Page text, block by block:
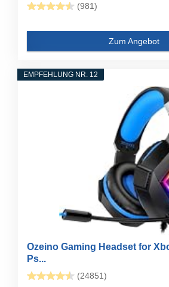
(981)
Zum Angebot
EMPFEHLUNG NR. 12
Ozeino Gaming Headset for
Ps...
(24851)